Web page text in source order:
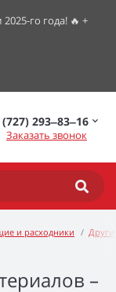
го года! 🔥 +
(727) 293‒83‒16
Заказать звонок
и расходники
–